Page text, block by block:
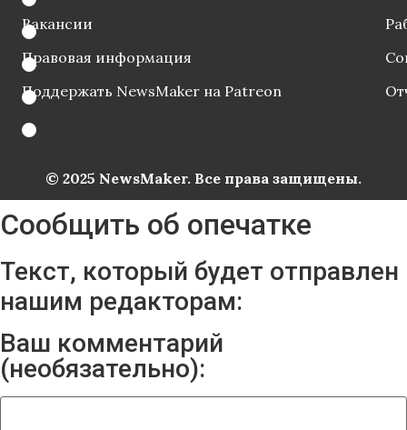
Вакансии
Правовая информация
Поддержать NewsMaker на Patreon
© 2025 NewsMaker. Все права защищены.
Сообщить об опечатке
Текст, который будет отправлен
нашим редакторам:
Ваш комментарий
(необязательно):